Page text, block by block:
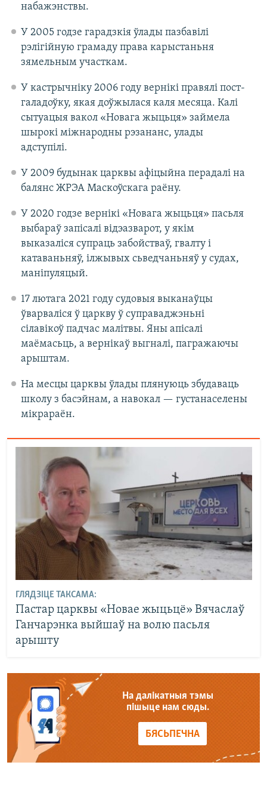
набажэнствы.
У 2005 годзе гарадзкія ўлады пазбавілі
рэлігійную грамаду права карыстаньня
зямельным участкам.
У кастрычніку 2006 году вернікі правялі пост-
галадоўку, якая доўжылася каля месяца. Калі
сытуацыя вакол «Новага жыцьця» займела
шырокі міжнародны рэзананс, улады
адступілі.
У 2009 будынак царквы афіцыйна перадалі на
балянс ЖРЭА Маскоўскага раёну.
У 2020 годзе вернікі «Новага жыцьця» пасьля
выбараў запісалі відэазварот, у якім
выказаліся супраць забойстваў, гвалту і
катаваньняў, ілжывых сьведчаньняў у судах,
маніпуляцый.
17 лютага 2021 году судовыя выканаўцы
ўварваліся ў царкву ў суправаджэньні
сілавікоў падчас малітвы. Яны апісалі
маёмасьць, а вернікаў выгналі, пагражаючы
арыштам.
На месцы царквы ўлады плянуюць збудаваць
школу з басэйнам, а навокал — густанаселены
мікрараён.
ГЛЯДЗІЦЕ ТАКСАМА:
Пастар царквы «Новае жыцьцё» Вячаслаў
Ганчарэнка выйшаў на волю пасьля
арышту
На далікатныя тэмы
пішыце нам сюды.
БЯСЬПЕЧНА